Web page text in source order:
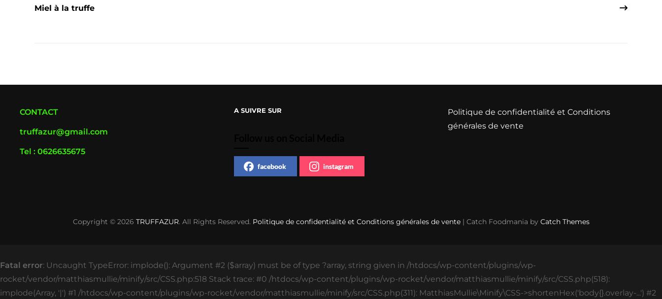
Miel à la truffe
CONTACT
truffazur@gmail.com
Tel : 0626635675
A SUIVRE SUR
facebook instagram
Politique de confidentialité et Conditions
générales de vente
Copyright © 2026 TRUFFAZUR. All Rights Reserved. Politique de confidentialité et Conditions générales de vente| Catch Foodmania by Catch Themes
Fatal error: Uncaught TypeError: implode(): Argument #2 ($array) must be of type ?array, string given in /htdocs/wp-content/plugins/wp-
rocket/vendor/matthiasmullie/minify/src/CSS.php:518 Stack trace: #0 /htdocs/wp-content/plugins/wp-rocket/vendor/matthiasmullie/minify/src/CSS.php(518):
implode(Array, '|') #1 /htdocs/wp-content/plugins/wp-rocket/vendor/matthiasmullie/minify/src/CSS.php(311): MatthiasMullie\Minify\CSS->shortenHex('body{}.overlay-...') #2